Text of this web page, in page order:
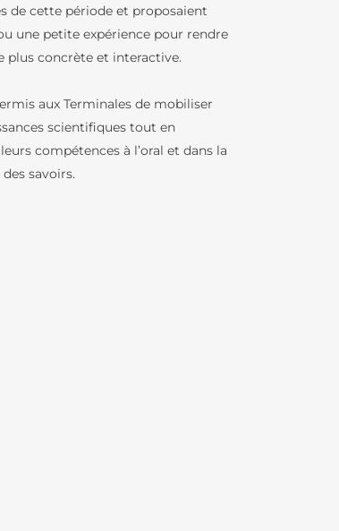
de cette période et proposaient
une petite expérience pour rendre
plus concrète et interactive.
aux Terminales de mobiliser
scientifiques tout en
compétences à l’oral et dans la
savoirs.